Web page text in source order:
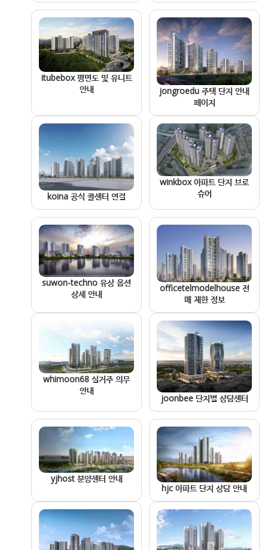
itubebox 평면도 및 유니트
안내
jongroedu 주택 단지 안내
페이지
koina 공식 콜센터 연결
winkbox 아파트 단지 브로
슈어
suwon-techno 유상 옵션
상세 안내
officetelmodelhouse 전
매 제한 정보
whimoon68 실거주 의무
안내
joonbee 단지별 상담센터
yjhost 분양센터 안내
hjc 아파트 단지 상담 안내